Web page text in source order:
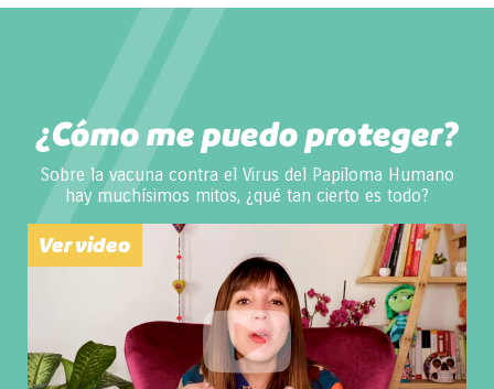
¿Cómo me puedo proteger?
Sobre la vacuna contra el Virus del Papiloma Humano
hay muchísimos mitos, ¿qué tan cierto es todo?
Ver video